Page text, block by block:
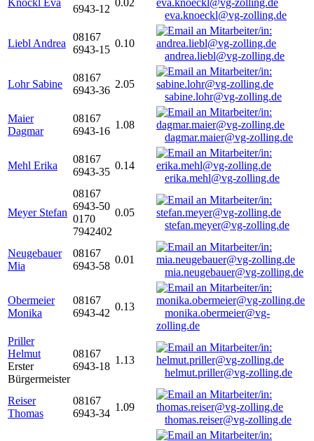
Knöckl Eva
6943-12
0.02
eva.knoeckl@vg-zolling.de
Liebl Andrea
08167
6943-15
0.10
andrea.liebl@vg-zolling.de
Lohr Sabine
08167
6943-36
2.05
sabine.lohr@vg-zolling.de
Maier
Dagmar
08167
6943-16
1.08
dagmar.maier@vg-zolling.de
Mehl Erika
08167
6943-35
0.14
erika.mehl@vg-zolling.de
Meyer Stefan
08167
6943-50
0170
7942402
0.05
stefan.meyer@vg-zolling.de
Neugebauer
Mia
08167
6943-58
0.01
mia.neugebauer@vg-zolling.de
Obermeier
Monika
08167
6943-42
0.13
monika.obermeier@vg-
zolling.de
Priller
Helmut
Erster
Bürgermeister
08167
6943-18
1.13
helmut.priller@vg-zolling.de
Reiser
Thomas
08167
6943-34
1.09
thomas.reiser@vg-zolling.de